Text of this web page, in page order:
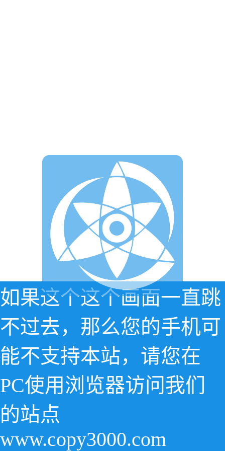
如果这个这个画面一直跳
不过去，那么您的手机可
能不支持本站，请您在
PC使用浏览器访问我们
的站点
www.copy3000.com